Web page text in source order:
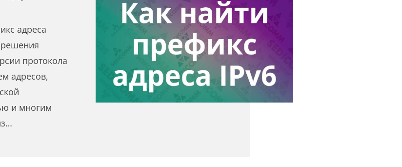
адреса
решения
протокола
адресов,
и многим